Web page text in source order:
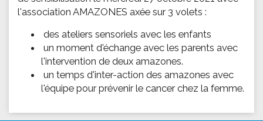
l'association AMAZONES axée sur 3 volets :
des ateliers sensoriels avec les enfants
​ un moment d'échange avec les parents avec
l'intervention de deux amazones.
un temps d'inter-action des amazones avec
l'équipe pour prévenir le cancer chez la femme.